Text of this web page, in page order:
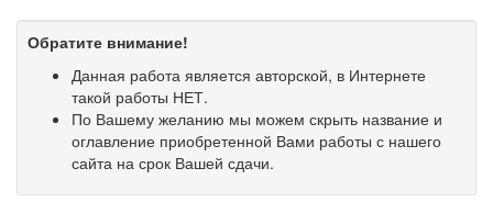
Обратите внимание!
Данная работа является авторской, в Интернете
такой работы НЕТ.
По Вашему желанию мы можем скрыть название и
оглавление приобретенной Вами работы с нашего
сайта на срок Вашей сдачи.